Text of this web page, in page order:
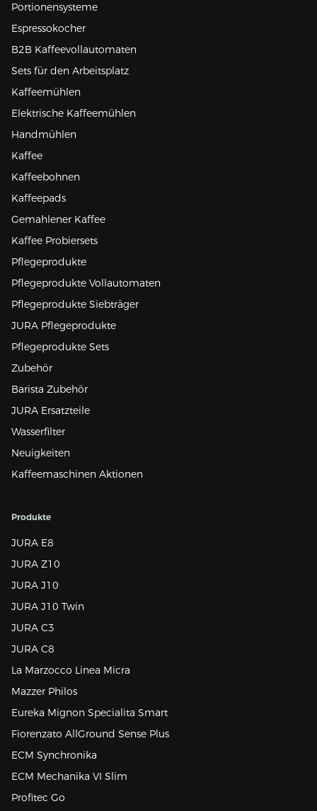
Portionensysteme
Espressokocher
B2B Kaffeevollautomaten
Sets für den Arbeitsplatz
Kaffeemühlen
Elektrische Kaffeemühlen
Handmühlen
Kaffee
Kaffeebohnen
Kaffeepads
Gemahlener Kaffee
Kaffee Probiersets
Pflegeprodukte
Pflegeprodukte Vollautomaten
Pflegeprodukte Siebträger
JURA Pflegeprodukte
Pflegeprodukte Sets
Zubehör
Barista Zubehör
JURA Ersatzteile
Wasserfilter
Neuigkeiten
Kaffeemaschinen Aktionen
Produkte
JURA E8
JURA Z10
JURA J10
JURA J10 Twin
JURA C3
JURA C8
La Marzocco Linea Micra
Mazzer Philos
Eureka Mignon Specialita Smart
Fiorenzato AllGround Sense Plus
ECM Synchronika
ECM Mechanika VI Slim
Profitec Go